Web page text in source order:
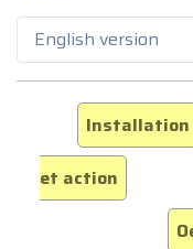
English version
Installation
et action